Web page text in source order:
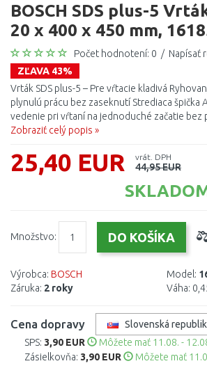
BOSCH SDS plus-5
20 x 400 x 450 mm,
Počet hodnotení: 0 / Napísať
ZĽAVA 43%
Vrták SDS plus-5 – Pre vŕtacie kladivá
plynulú prácu bez zaseknutí Strediaca špička
vedenie pri vŕtaní na jednoduché začatie bez
Zobraziť celý popis »
25,40 EUR vrát. DPH
44,95 EUR
Množstvo:
Výrobca: BOSCH
Záruka: 2 roky
Model:
Váha:
Cena dopravy
Slovenská
SPS: 3,90 EUR
Môžete mať 11.08. -
Zásielkovňa: 3,90 EUR Môžete mať